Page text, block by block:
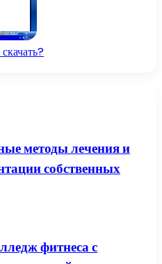
методы лечения и
собственных
фитнеса с